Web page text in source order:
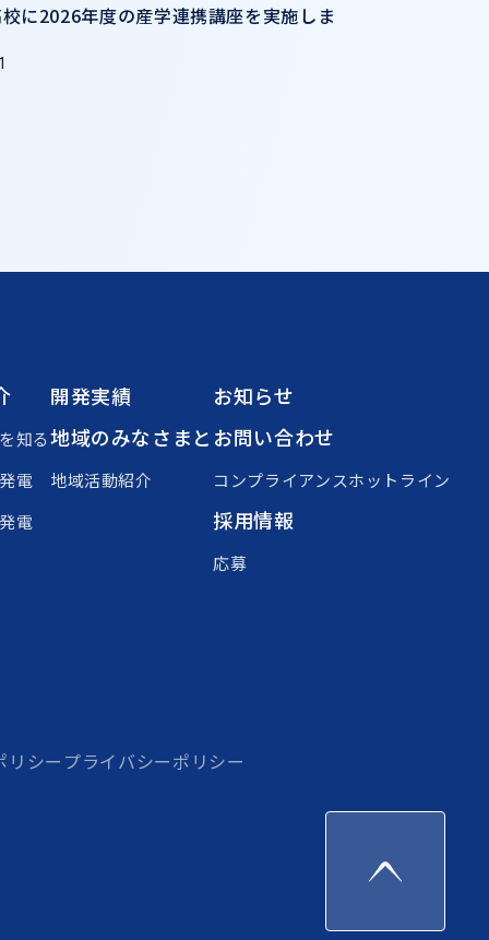
に2026年度の産学連携講座を実施しま
知る
電
電
開発実績
地域のみなさまと
地域活動紹介
お知らせ
お問い合わせ
コンプライアンスホットライン
採用情報
応募
リシー プライバシーポリシー